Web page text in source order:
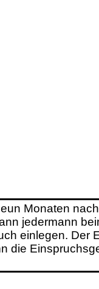
Monaten
jedermann
einlegen. Der
die